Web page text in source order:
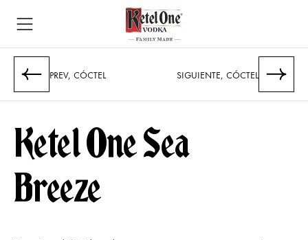
PREV, CÓCTEL ​SIGUIENTE, CÓCTEL
Ketel One Sea
Breeze